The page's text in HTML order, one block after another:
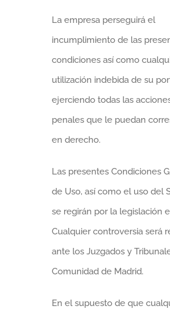
La empresa perseguirá el
incumplimiento de las
condiciones así como
utilización indebida de su
ejerciendo todas las
penales que le puedan
en derecho.
Las presentes Condiciones
de Uso, así como el uso del
se regirán por la legislación
Cualquier controversia será
ante los Juzgados y
Comunidad de Madrid.
En el supuesto de que